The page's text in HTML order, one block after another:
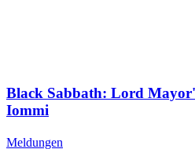
Black Sabbath: Lord
Iommi
Meldungen